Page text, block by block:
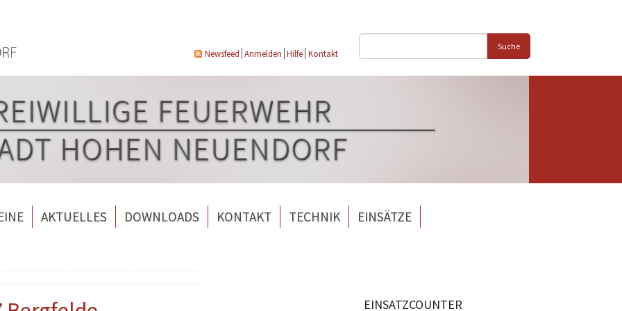
Newsfeed Anmelden Hilfe Kontakt
Suche
AKTUELLES DOWNLOADS KONTAKT TECHNIK EINSÄTZE
EINSATZCOUNTER